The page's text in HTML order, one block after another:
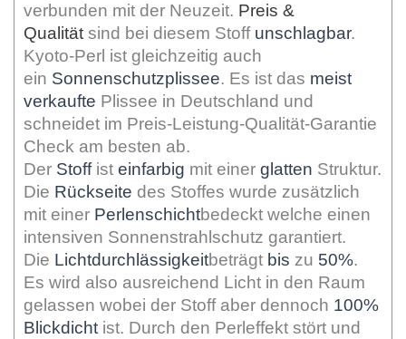
verbunden mit der Neuzeit. Preis &
Qualität sind bei diesem Stoff unschlagbar.
Kyoto-Perl ist gleichzeitig auch
ein Sonnenschutzplissee. Es ist das meist
verkaufte Plissee in Deutschland und
schneidet im Preis-Leistung-Qualität-Garantie
Check am besten ab.
Der Stoffist einfarbig mit einer glatten Struktur.
Die Rückseite des Stoffes wurde zusätzlich
mit einer Perlenschichtbedeckt welche einen
intensiven Sonnenstrahlschutz garantiert.
Die Lichtdurchlässigkeitbeträgt bis zu 50%.
Es wird also ausreichend Licht in den Raum
gelassen wobei der Stoff aber dennoch 100%
Blickdicht ist. Durch den Perleffekt stört und